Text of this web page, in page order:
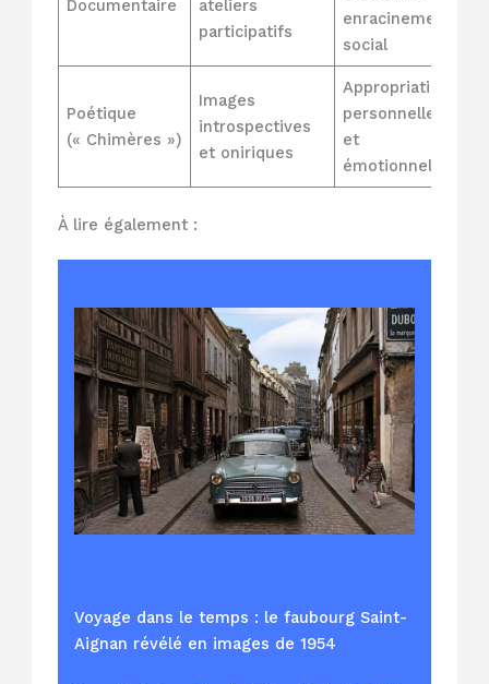
Documentaire
ateliers
participatifs
enracinement
social
Poétique
(« Chimères »)
Images
introspectives
et oniriques
Appropriation
personnelle
et
émotionnelle
À lire également :
Voyage dans le temps : le faubourg Saint-
Aignan révélé en images de 1954